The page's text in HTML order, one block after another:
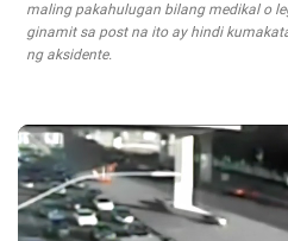
maling pakahulugan bilang medikal o
ginamit sa post na ito ay hindi
ng aksidente.